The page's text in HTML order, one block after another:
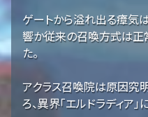
ゲートから溢れ出る瘴気
響か従来の召喚方式は正
た。
アクラス召喚院は原因究
ろ、異界「エルドラディア